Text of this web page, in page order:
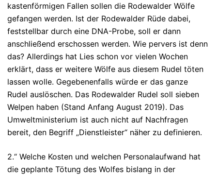
kastenförmigen Fallen sollen die Rodewalder Wölfe
gefangen werden. Ist der Rodewalder Rüde dabei,
feststellbar durch eine DNA-Probe, soll er dann
anschließend erschossen werden. Wie pervers ist denn
das? Allerdings hat Lies schon vor vielen Wochen
erklärt, dass er weitere Wölfe aus diesem Rudel töten
lassen wolle. Gegebenenfalls würde er das ganze
Rudel auslöschen. Das Rodewalder Rudel soll sieben
Welpen haben (Stand Anfang August 2019). Das
Umweltministerium ist auch nicht auf Nachfragen
bereit, den Begriff „Dienstleister“ näher zu definieren.
2.“ Welche Kosten und welchen Personalaufwand hat
die geplante Tötung des Wolfes bislang in der